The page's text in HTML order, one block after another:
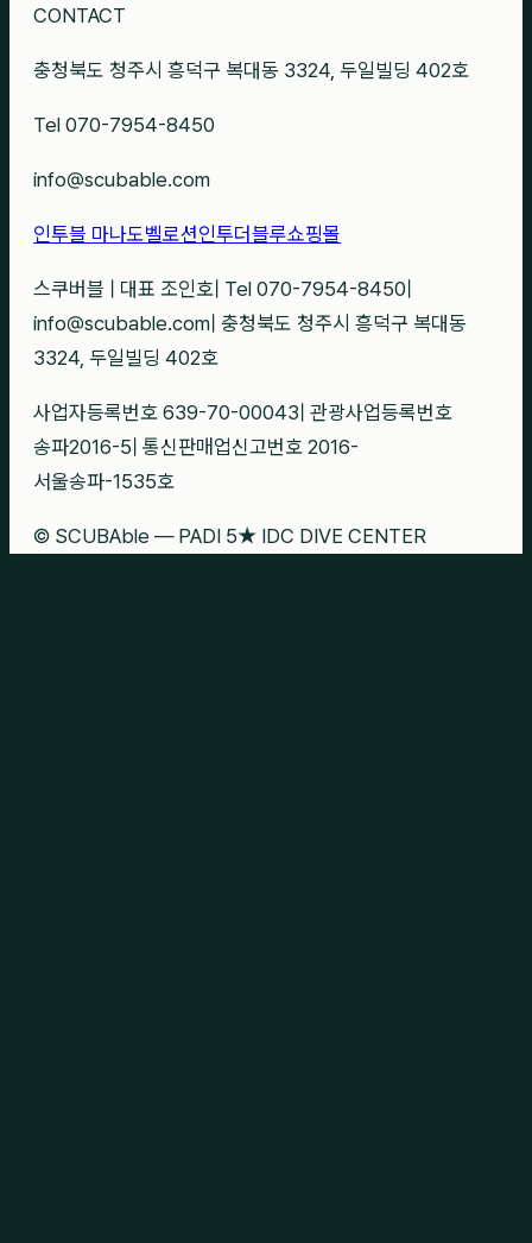
CONTACT
충청북도 청주시 흥덕구 복대동 3324, 두일빌딩 402호
Tel 070-7954-8450
info@scubable.com
인투블 마나도벨로션인투더블루쇼핑몰
스쿠버블 대표 조인호 Tel 070-7954-8450
info@scubable.com 충청북도 청주시 흥덕구 복대동
3324, 두일빌딩 402호
사업자등록번호 639-70-00043 관광사업등록번호
송파2016-5 통신판매업신고번호 2016-
서울송파-1535호
© SCUBAble — PADI 5★ IDC DIVE CENTER